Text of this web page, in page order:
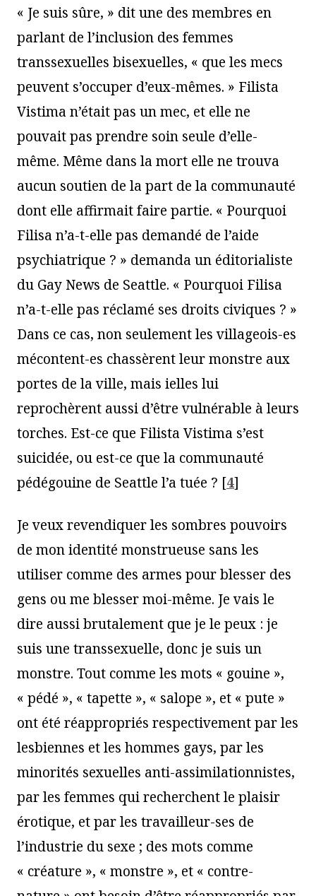
« Je suis sûre, » dit une des membres en
parlant de l’inclusion des femmes
transsexuelles bisexuelles, « que les mecs
peuvent s’occuper d’eux-mêmes. » Filista
Vistima n’était pas un mec, et elle ne
pouvait pas prendre soin seule d’elle-
même. Même dans la mort elle ne trouva
aucun soutien de la part de la communauté
dont elle affirmait faire partie. « Pourquoi
Filisa n’a-t-elle pas demandé de l’aide
psychiatrique ? » demanda un éditorialiste
du Gay News de Seattle. « Pourquoi Filisa
n’a-t-elle pas réclamé ses droits civiques ? »
Dans ce cas, non seulement les villageois-es
mécontent-es chassèrent leur monstre aux
portes de la ville, mais ielles lui
reprochèrent aussi d’être vulnérable à leurs
torches. Est-ce que Filista Vistima s’est
suicidée, ou est-ce que la communauté
pédégouine de Seattle l’a tuée ? [4]
Je veux revendiquer les sombres pouvoirs
de mon identité monstrueuse sans les
utiliser comme des armes pour blesser des
gens ou me blesser moi-même. Je vais le
dire aussi brutalement que je le peux : je
suis une transsexuelle, donc je suis un
monstre. Tout comme les mots « gouine »,
« pédé », « tapette », « salope », et « pute »
ont été réappropriés respectivement par les
lesbiennes et les hommes gays, par les
minorités sexuelles anti-assimilationnistes,
par les femmes qui recherchent le plaisir
érotique, et par les travailleur-ses de
l’industrie du sexe ; des mots comme
« créature », « monstre », et « contre-